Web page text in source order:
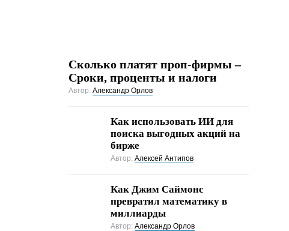
Сколько платят проп-фирмы –
Сроки, проценты и налоги
Автор: Александр Орлов
Как использовать ИИ для
поиска выгодных акций на
бирже
Автор: Алексей Антипов
Как Джим Саймонс
превратил математику в
миллиарды
Автор: Александр Орлов